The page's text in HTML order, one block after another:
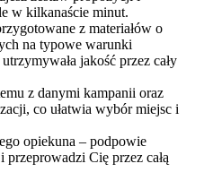
w kilkanaście minut.
z materiałów o
na typowe warunki
jakość przez cały
z danymi kampanii oraz
co ułatwia wybór miejsc i
opiekuna – podpowie
Cię przez całą